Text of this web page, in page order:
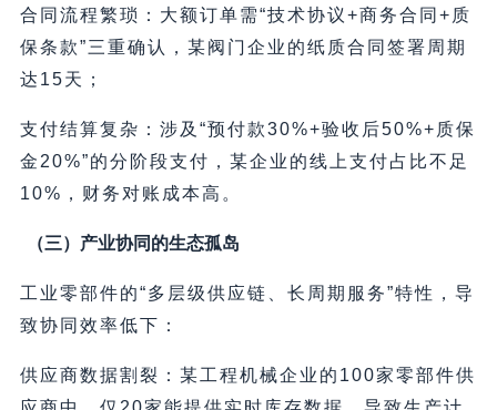
合同流程繁琐：大额订单需“技术协议+商务合同+质
保条款”三重确认，某阀门企业的纸质合同签署周期
达15天；
支付结算复杂：涉及“预付款30%+验收后50%+质保
金20%”的分阶段支付，某企业的线上支付占比不足
10%，财务对账成本高。
（三）产业协同的生态孤岛
工业零部件的“多层级供应链、长周期服务”特性，导
致协同效率低下：
供应商数据割裂：某工程机械企业的100家零部件供